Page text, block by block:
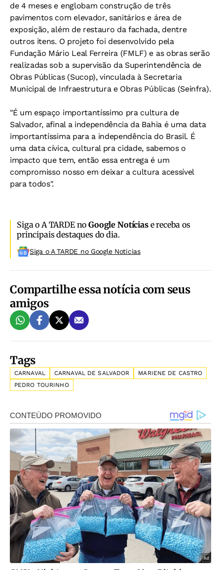
de 4 meses e englobam construção de três
pavimentos com elevador, sanitários e área de
exposição, além de restauro da fachada, dentre
outros itens. O projeto foi desenvolvido pela
Fundação Mário Leal Ferreira (FMLF) e as obras serão
realizadas sob a supervisão da Superintendência de
Obras Públicas (Sucop), vinculada à Secretaria
Municipal de Infraestrutura e Obras Públicas (Seinfra).
"É um espaço importantíssimo pra cultura de
Salvador, afinal a independência da Bahia é uma data
importantíssima para a independência do Brasil. É
uma data cívica, cultural pra cidade, sabemos o
impacto que tem, então essa entrega é um
compromisso nosso em deixar a cultura acessível
para todos".
Siga o A TARDE noGoogle Notíciase receba os
principais destaques do dia.
Siga o A TARDE no Google Noticias
Compartilhe essa notícia com seus
amigos
Tags
CARNAVAL CARNAVAL DE SALVADOR
MARIENE DE CASTRO
PEDRO TOURINHO